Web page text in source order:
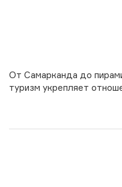
От Самарканда до
туризм укрепляет